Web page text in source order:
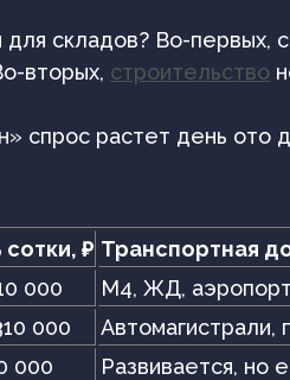
складов? Во-первых,
вторых, строительство
спрос растет день ото
₽ Транспортная
000 М4, ЖД, аэропорт
000 Автомагистрали,
000 Развивается, но